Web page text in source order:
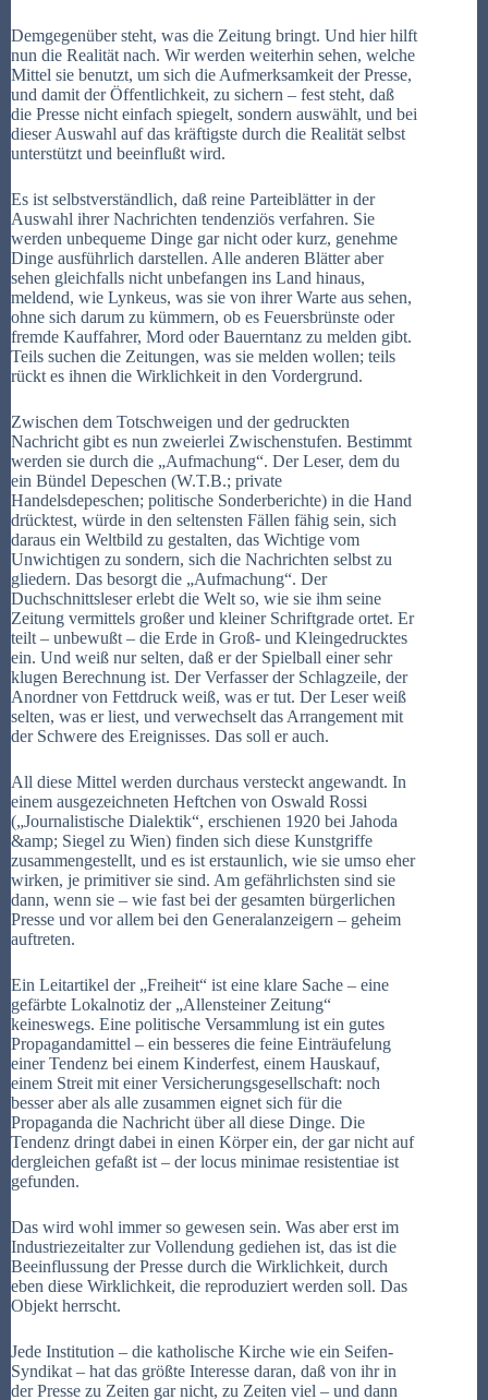
Demgegenüber steht, was die Zeitung bringt. Und hier hilft
nun die Realität nach. Wir werden weiterhin sehen, welche
Mittel sie benutzt, um sich die Aufmerksamkeit der Presse,
und damit der Öffentlichkeit, zu sichern – fest steht, daß
die Presse nicht einfach spiegelt, sondern auswählt, und bei
dieser Auswahl auf das kräftigste durch die Realität selbst
unterstützt und beeinflußt wird.
Es ist selbstverständlich, daß reine Parteiblätter in der
Auswahl ihrer Nachrichten tendenziös verfahren. Sie
werden unbequeme Dinge gar nicht oder kurz, genehme
Dinge ausführlich darstellen. Alle anderen Blätter aber
sehen gleichfalls nicht unbefangen ins Land hinaus,
meldend, wie Lynkeus, was sie von ihrer Warte aus sehen,
ohne sich darum zu kümmern, ob es Feuersbrünste oder
fremde Kauffahrer, Mord oder Bauerntanz zu melden gibt.
Teils suchen die Zeitungen, was sie melden wollen; teils
rückt es ihnen die Wirklichkeit in den Vordergrund.
Zwischen dem Totschweigen und der gedruckten
Nachricht gibt es nun zweierlei Zwischenstufen. Bestimmt
werden sie durch die „Aufmachung“. Der Leser, dem du
ein Bündel Depeschen (W.T.B.; private
Handelsdepeschen; politische Sonderberichte) in die Hand
drücktest, würde in den seltensten Fällen fähig sein, sich
daraus ein Weltbild zu gestalten, das Wichtige vom
Unwichtigen zu sondern, sich die Nachrichten selbst zu
gliedern. Das besorgt die „Aufmachung“. Der
Duchschnittsleser erlebt die Welt so, wie sie ihm seine
Zeitung vermittels großer und kleiner Schriftgrade ortet. Er
teilt – unbewußt – die Erde in Groß- und Kleingedrucktes
ein. Und weiß nur selten, daß er der Spielball einer sehr
klugen Berechnung ist. Der Verfasser der Schlagzeile, der
Anordner von Fettdruck weiß, was er tut. Der Leser weiß
selten, was er liest, und verwechselt das Arrangement mit
der Schwere des Ereignisses. Das soll er auch.
All diese Mittel werden durchaus versteckt angewandt. In
einem ausgezeichneten Heftchen von Oswald Rossi
(„Journalistische Dialektik“, erschienen 1920 bei Jahoda
&amp; Siegel zu Wien) finden sich diese Kunstgriffe
zusammengestellt, und es ist erstaunlich, wie sie umso eher
wirken, je primitiver sie sind. Am gefährlichsten sind sie
dann, wenn sie – wie fast bei der gesamten bürgerlichen
Presse und vor allem bei den Generalanzeigern – geheim
auftreten.
Ein Leitartikel der „Freiheit“ ist eine klare Sache – eine
gefärbte Lokalnotiz der „Allensteiner Zeitung“
keineswegs. Eine politische Versammlung ist ein gutes
Propagandamittel – ein besseres die feine Einträufelung
einer Tendenz bei einem Kinderfest, einem Hauskauf,
einem Streit mit einer Versicherungsgesellschaft: noch
besser aber als alle zusammen eignet sich für die
Propaganda die Nachricht über all diese Dinge. Die
Tendenz dringt dabei in einen Körper ein, der gar nicht auf
dergleichen gefaßt ist – der locus minimae resistentiae ist
gefunden.
Das wird wohl immer so gewesen sein. Was aber erst im
Industriezeitalter zur Vollendung gediehen ist, das ist die
Beeinflussung der Presse durch die Wirklichkeit, durch
eben diese Wirklichkeit, die reproduziert werden soll. Das
Objekt herrscht.
Jede Institution – die katholische Kirche wie ein Seifen-
Syndikat – hat das größte Interesse daran, daß von ihr in
der Presse zu Zeiten gar nicht, zu Zeiten viel – und dann